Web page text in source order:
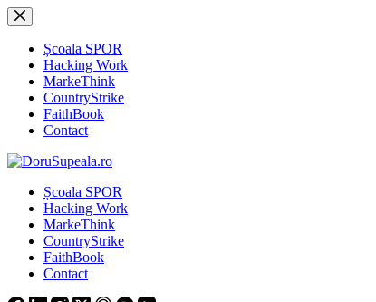
Sari
la
conținutȘcoala SPOR
Hacking Work
MarkeThink
CountryStrike
FaithBook
Contact
Școala SPOR
Hacking Work
MarkeThink
CountryStrike
FaithBook
Contact